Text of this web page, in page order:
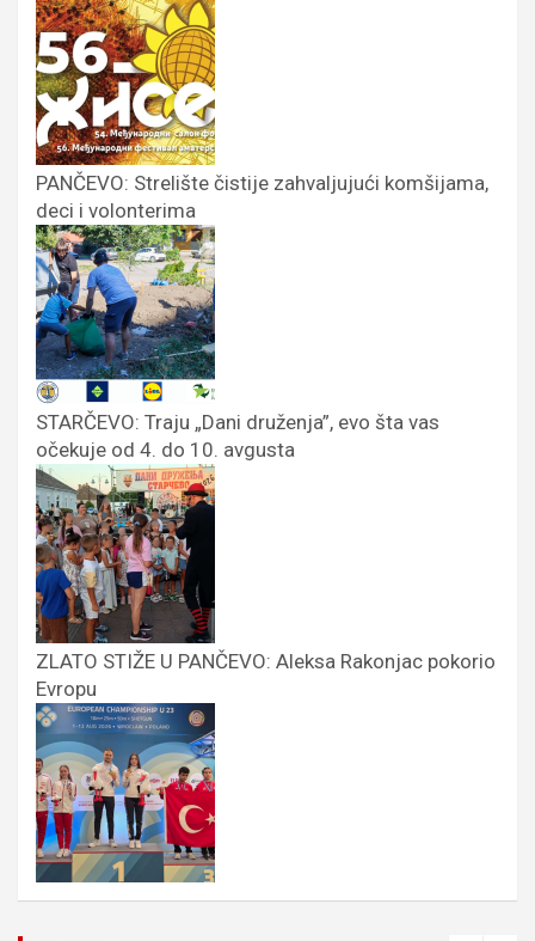
PANČEVO: Strelište čistije zahvaljujući komšijama,
deci i volonterima
STARČEVO: Traju „Dani druženja”, evo šta vas
očekuje od 4. do 10. avgusta
ZLATO STIŽE U PANČEVO: Aleksa Rakonjac pokorio
Evropu